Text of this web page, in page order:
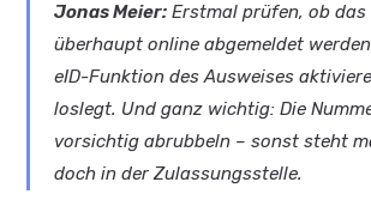
Jonas Meier: Erstmal prüfen, ob das
überhaupt online abgemeldet
eID-Funktion des Ausweises
loslegt. Und ganz wichtig: Die
vorsichtig abrubbeln – sonst steht
doch in der Zulassungsstelle.